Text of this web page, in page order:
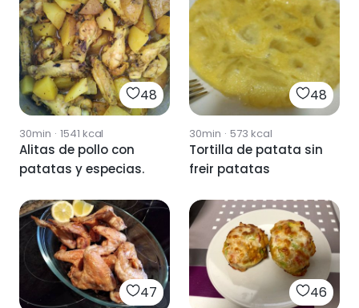
48
30min · 1541 kcal
Alitas de pollo con
patatas y especias.
48
30min · 573 kcal
Tortilla de patata sin
freir patatas
47 46